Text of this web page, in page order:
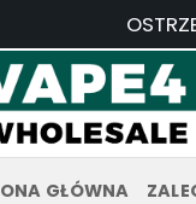
GŁÓWNA